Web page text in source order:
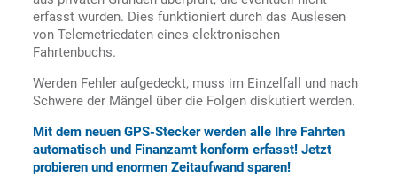
erfasst wurden. Dies funktioniert durch das Auslesen
von Telemetriedaten eines elektronischen
Fahrtenbuchs.
Werden Fehler aufgedeckt, muss im Einzelfall und nach
Schwere der Mängel über die Folgen diskutiert werden.
Mit dem neuen GPS-Stecker werden alle Ihre Fahrten
automatisch und Finanzamt konform erfasst! Jetzt
probieren und enormenZeitaufwand sparen!